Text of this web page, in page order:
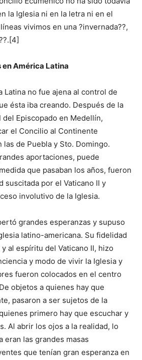
la Iglesia ni en la letra ni en el
vivimos en una ?invernada??,
en América Latina
Latina no fue ajena al control de
ésta iba creando. Después de la
Episcopado en Medellín,
el Concilio al Continente
de Puebla y Sto. Domingo.
aportaciones, puede
que pasaban los años, fueron
suscitada por el Vaticano II y
involutivo de la Iglesia.
grandes esperanzas y supuso
latino-americana. Su fidelidad
al espíritu del Vaticano II, hizo
y modo de vivir la Iglesia y
fueron colocados en el centro
objetos a quienes hay que
pasaron a ser sujetos de la
primero hay que escuchar y
Al abrir los ojos a la realidad, lo
eran las gran­des masas
que tenían gran esperanza en